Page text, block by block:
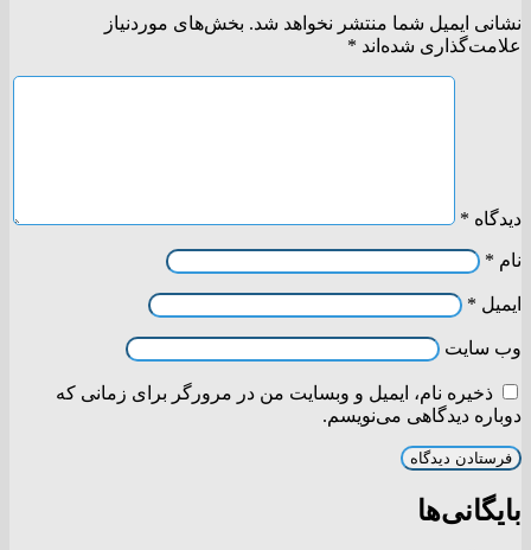
نشانی ایمیل شما منتشر نخواهد شد. بخش‌های موردنیاز
علامت‌گذاری شده‌اند *
دیدگاه *
نام *
ایمیل *
وب‌ سایت
ذخیره نام، ایمیل و وبسایت من در مرورگر برای زمانی که
دوباره دیدگاهی می‌نویسم.
بایگانی‌ها